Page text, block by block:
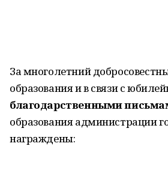
За многолетний
образования и в связи с
благодарственными
образования администрации
награждены: